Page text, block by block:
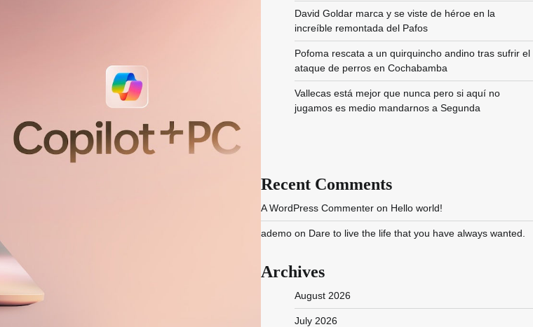
David Goldar marca y se viste de héroe en la
increíble remontada del Pafos
Pofoma rescata a un quirquincho andino tras sufrir el
ataque de perros en Cochabamba
Vallecas está mejor que nunca pero si aquí no
jugamos es medio mandarnos a Segunda
Recent Comments
A WordPress Commenteron Hello world!
ademoon Dare to live the life that you have always wanted.
Archives
August 2026
July 2026